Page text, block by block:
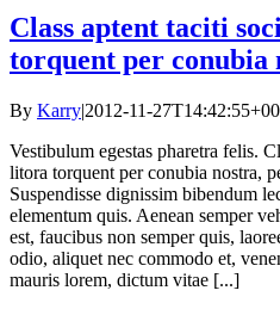
Class aptent taciti
torquent per conubia
By Karry|2012-11-
Vestibulum egestas pharetra felis.
litora torquent per conubia nostra,
Suspendisse dignissim bibendum
elementum quis. Aenean semper
est, faucibus non semper quis,
odio, aliquet nec commodo et,
mauris lorem, dictum vitae [...]